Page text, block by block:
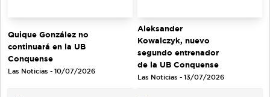
Quique González no
continuará en la UB
Conquense
Las Noticias - 10/07/2026
Aleksander
Kowalczyk, nuevo
segundo entrenador
de la UB Conquense
Las Noticias - 13/07/2026